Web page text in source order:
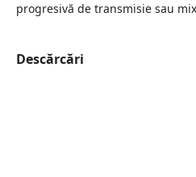
progresivă de transmisie sau
Descărcări